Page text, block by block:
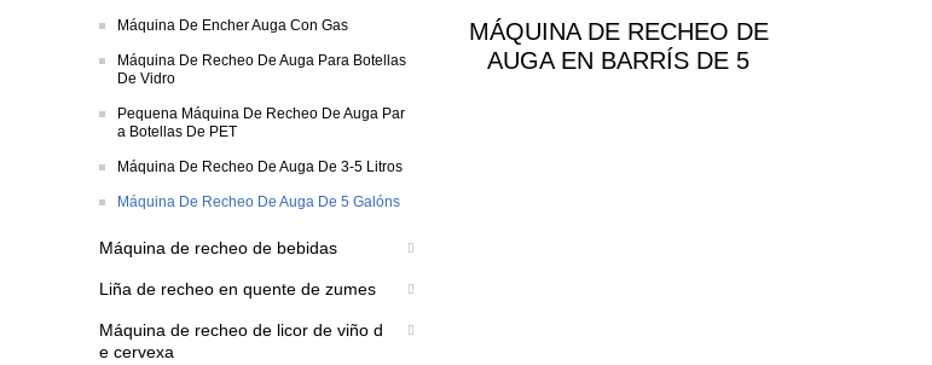
Máquina De Encher Auga Con Gas
Máquina De Recheo De Auga Para Botellas
De Vidro
Pequena Máquina De Recheo De Auga Par
A Botellas De PET
Máquina De Recheo De Auga De 3-5 Litros
Máquina De Recheo De Auga De 5 Galóns
Máquina de recheo de bebidas
Liña de recheo en quente de zumes
Máquina de recheo de licor de viño d
e cervexa
MÁQUINA DE RECHEO DE
AUGA EN BARRÍS DE 5